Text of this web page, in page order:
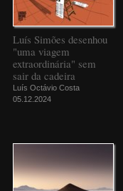
Luís Simões desenhou
"uma viagem
extraordinária" sem
sair da cadeira
Luís Octávio Costa
05.12.2024